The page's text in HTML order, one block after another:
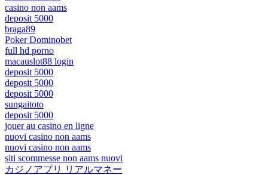
casino non aams
deposit 5000
braga89
Poker Dominobet
full hd porno
macauslot88 login
deposit 5000
deposit 5000
deposit 5000
sungaitoto
deposit 5000
jouer au casino en ligne
nuovi casino non aams
nuovi casino non aams
siti scommesse non aams nuovi
カジノアプリ リアルマネー